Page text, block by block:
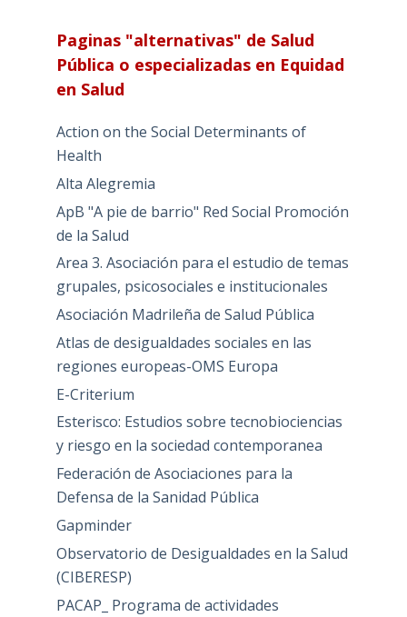
Paginas "alternativas" de Salud
Pública o especializadas en Equidad
en Salud
Action on the Social Determinants of
Health
Alta Alegremia
ApB "A pie de barrio" Red Social Promoción
de la Salud
Area 3. Asociación para el estudio de temas
grupales, psicosociales e institucionales
Asociación Madrileña de Salud Pública
Atlas de desigualdades sociales en las
regiones europeas-OMS Europa
E-Criterium
Esterisco: Estudios sobre tecnobiociencias
y riesgo en la sociedad contemporanea
Federación de Asociaciones para la
Defensa de la Sanidad Pública
Gapminder
Observatorio de Desigualdades en la Salud
(CIBERESP)
PACAP_ Programa de actividades